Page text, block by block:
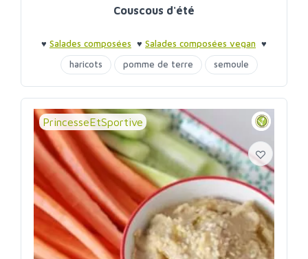
Couscous d'été
♥ Salades composées ♥ Salades composées vegan ♥
Barbecue entre amis
Barbecue entre amis
haricots pomme de terre semoule
PrincesseEtSportive